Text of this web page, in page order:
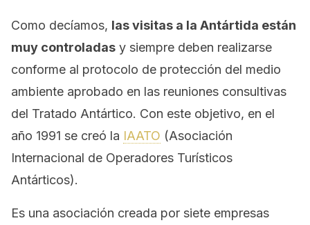
Como decíamos, las visitas a la Antártida están
muy controladas y siempre deben realizarse
conforme al protocolo de protección del medio
ambiente aprobado en las reuniones consultivas
del Tratado Antártico. Con este objetivo, en el
año 1991 se creó la IAATO (Asociación
Internacional de Operadores Turísticos
Antárticos).
Es una asociación creada por siete empresas